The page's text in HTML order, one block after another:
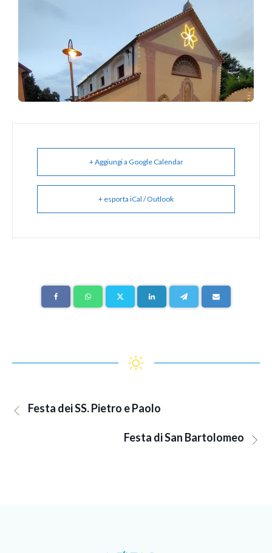
+ Aggiungi a Google Calendar
+ esporta iCal / Outlook
Festa dei SS. Pietro e Paolo
Festa di San Bartolomeo